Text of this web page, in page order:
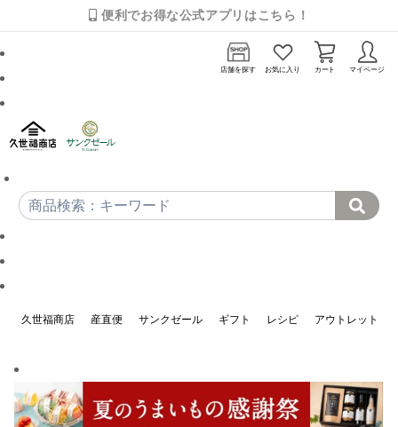
便利でお得な公式アプリはこちら！
店舗を探す お気に入り カート マイページ
久世福商店 産直便 サンクゼール ギフト レシピ アウトレット